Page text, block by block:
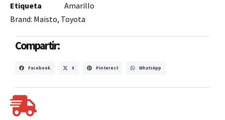
Etiqueta
Amarillo
Brand: Maisto, Toyota
Compartir:
Facebook X Pinterest WhatsApp